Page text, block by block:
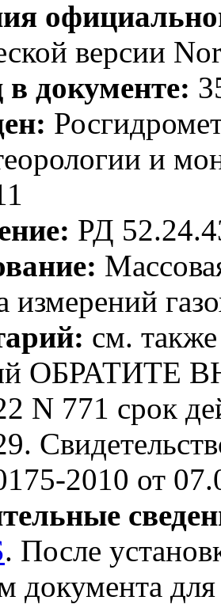
версии
документе:
и
РД
измерений
см.
ОБРАТИТЕ
N 771 срок
2010 от
. После
документа